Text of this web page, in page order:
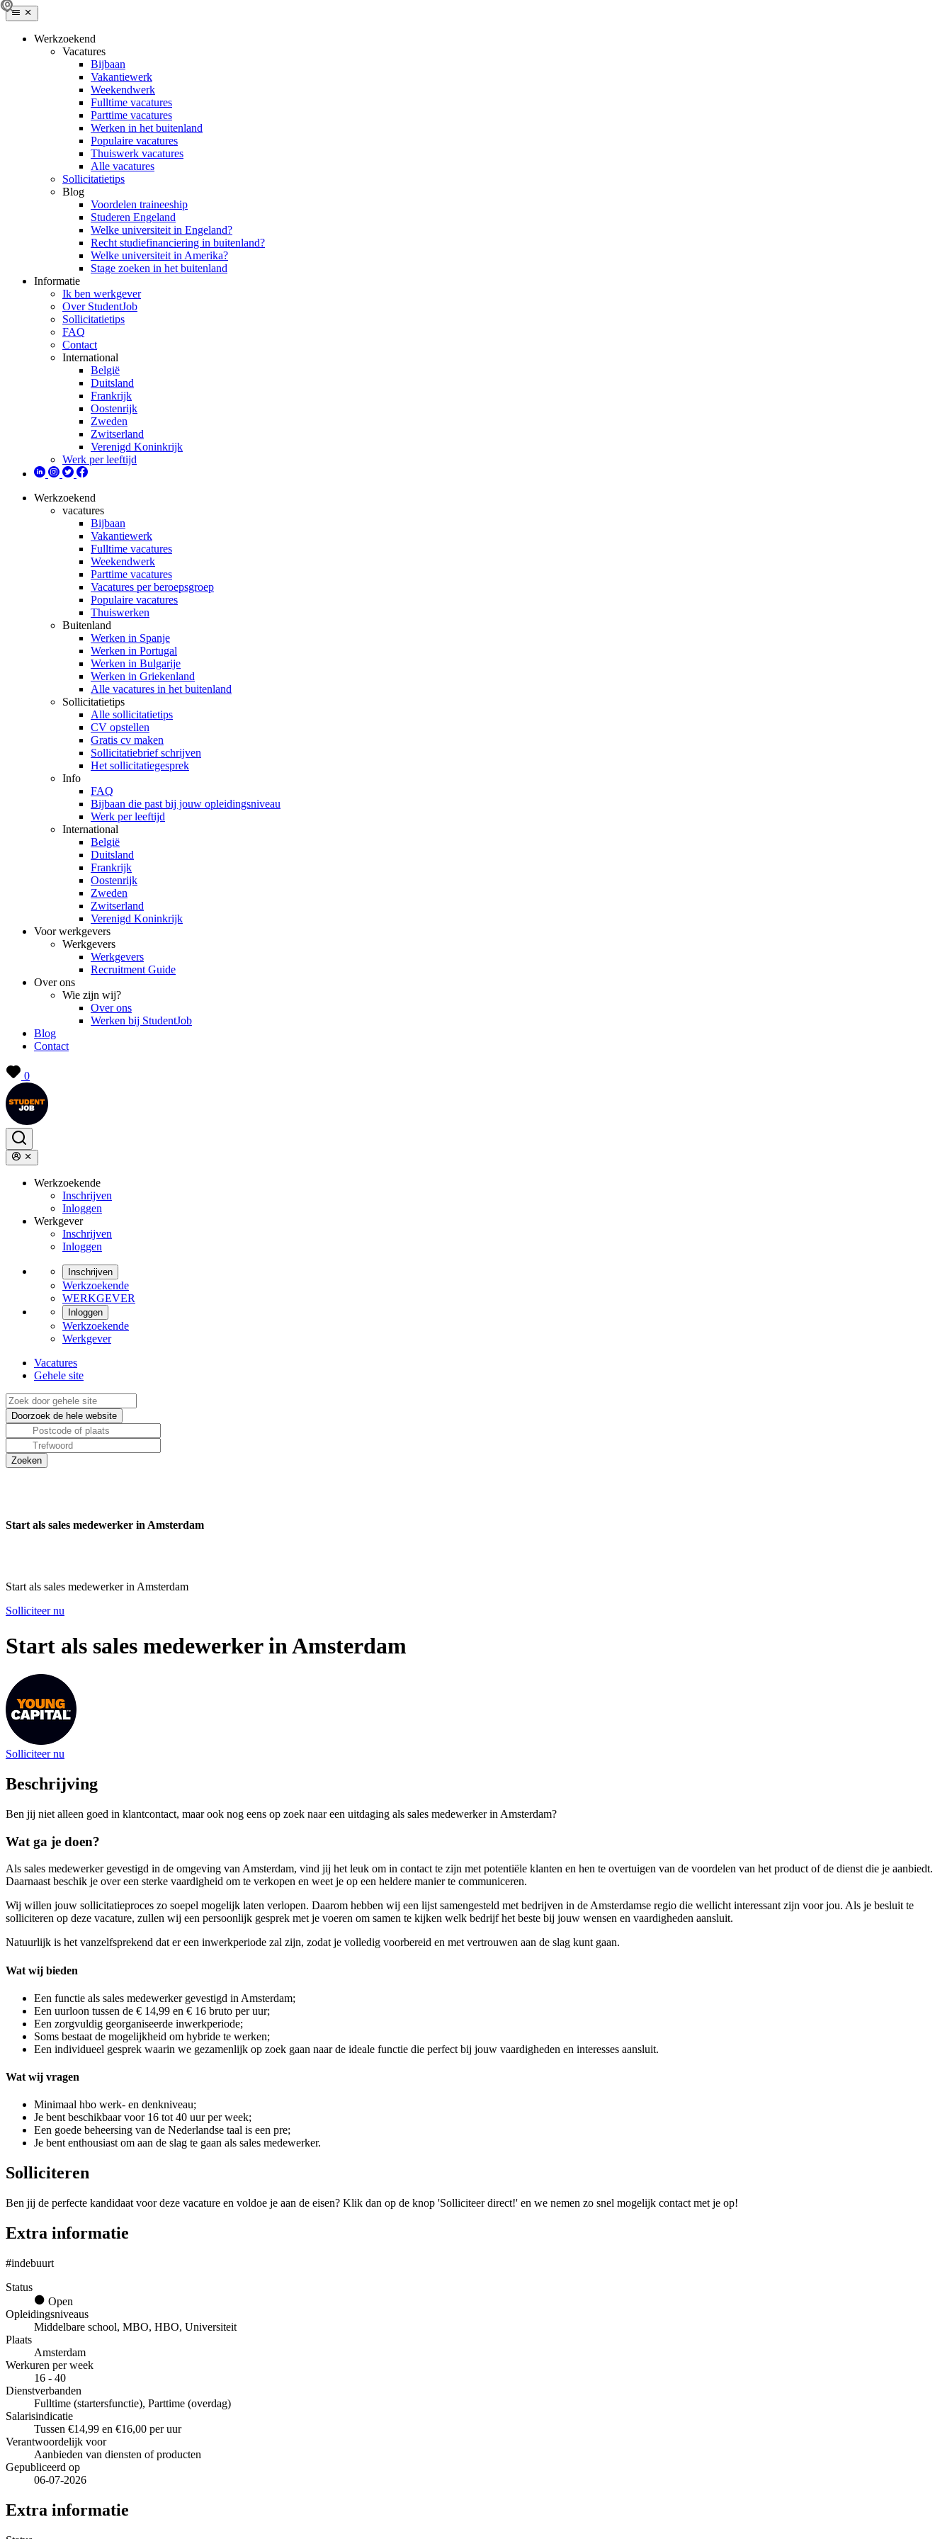
Werkzoekend
Vacatures
Bijbaan
Vakantiewerk
Weekendwerk
Fulltime vacatures
Parttime vacatures
Werken in het buitenland
Populaire vacatures
Thuiswerk vacatures
Alle vacatures
Sollicitatietips
Blog
Voordelen traineeship
Studeren Engeland
Welke universiteit in Engeland?
Recht studiefinanciering in buitenland?
Welke universiteit in Amerika?
Stage zoeken in het buitenland
Informatie
Ik ben werkgever
Over StudentJob
Sollicitatietips
FAQ
Contact
International
België
Duitsland
Frankrijk
Oostenrijk
Zweden
Zwitserland
Verenigd Koninkrijk
Werk per leeftijd
Werkzoekend
vacatures
Bijbaan
Vakantiewerk
Fulltime vacatures
Weekendwerk
Parttime vacatures
Vacatures per beroepsgroep
Populaire vacatures
Thuiswerken
Buitenland
Werken in Spanje
Werken in Portugal
Werken in Bulgarije
Werken in Griekenland
Alle vacatures in het buitenland
Sollicitatietips
Alle sollicitatietips
CV opstellen
Gratis cv maken
Sollicitatiebrief schrijven
Het sollicitatiegesprek
Info
FAQ
Bijbaan die past bij jouw opleidingsniveau
Werk per leeftijd
International
België
Duitsland
Frankrijk
Oostenrijk
Zweden
Zwitserland
Verenigd Koninkrijk
Voor werkgevers
Werkgevers
Werkgevers
Recruitment Guide
Over ons
Wie zijn wij?
Over ons
Werken bij StudentJob
Blog
Contact
0
Werkzoekende
Inschrijven
Inloggen
Werkgever
Inschrijven
Inloggen
Inschrijven
Werkzoekende
WERKGEVER
Inloggen
Werkzoekende
Werkgever
Vacatures
Gehele site
Start als sales medewerker in Amsterdam
Start als sales medewerker in Amsterdam
Solliciteer nu
Start als sales medewerker in Amsterdam
Solliciteer nu
Beschrijving
Ben jij niet alleen goed in klantcontact, maar ook nog eens op zoek naar een uitdaging als sales medewerker in Amsterdam?
Wat ga je doen?
Als sales medewerker gevestigd in de omgeving van Amsterdam, vind jij het leuk om in contact te zijn met potentiële klanten en hen te overtuigen van de voordelen van het product of de dienst die je aanbiedt.
Daarnaast beschik je over een sterke vaardigheid om te verkopen en weet je op een heldere manier te communiceren.
Wij willen jouw sollicitatieproces zo soepel mogelijk laten verlopen. Daarom hebben wij een lijst samengesteld met bedrijven in de Amsterdamse regio die wellicht interessant zijn voor jou. Als je besluit te
solliciteren op deze vacature, zullen wij een persoonlijk gesprek met je voeren om samen te kijken welk bedrijf het beste bij jouw wensen en vaardigheden aansluit.
Natuurlijk is het vanzelfsprekend dat er een inwerkperiode zal zijn, zodat je volledig voorbereid en met vertrouwen aan de slag kunt gaan.
Wat wij bieden
Een functie als sales medewerker gevestigd in Amsterdam;
Een uurloon tussen de € 14,99 en € 16 bruto per uur;
Een zorgvuldig georganiseerde inwerkperiode;
Soms bestaat de mogelijkheid om hybride te werken;
Een individueel gesprek waarin we gezamenlijk op zoek gaan naar de ideale functie die perfect bij jouw vaardigheden en interesses aansluit.
Wat wij vragen
Minimaal hbo werk- en denkniveau;
Je bent beschikbaar voor 16 tot 40 uur per week;
Een goede beheersing van de Nederlandse taal is een pre;
Je bent enthousiast om aan de slag te gaan als sales medewerker.
Solliciteren
Ben jij de perfecte kandidaat voor deze vacature en voldoe je aan de eisen? Klik dan op de knop 'Solliciteer direct!' en we nemen zo snel mogelijk contact met je op!
Extra informatie
#indebuurt
Status
Open
Opleidingsniveaus
Middelbare school, MBO, HBO, Universiteit
Plaats
Amsterdam
Werkuren per week
16 - 40
Dienstverbanden
Fulltime (startersfunctie), Parttime (overdag)
Salarisindicatie
Tussen €14,99 en €16,00 per uur
Verantwoordelijk voor
Aanbieden van diensten of producten
Gepubliceerd op
06-07-2026
Extra informatie